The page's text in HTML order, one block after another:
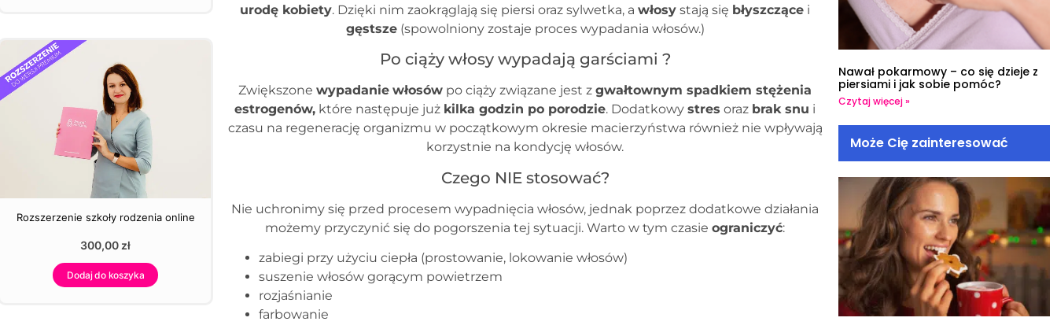
Rozszerzenie szkoły rodzenia online
300,00 zł
Dodaj do koszyka
urodę kobiety. Dzięki nim zaokrąglają się piersi oraz sylwetka, a włosy stają się błyszczące i
gęstsze(spowolniony zostaje proces wypadania włosów.)
Po ciąży włosy wypadają garściami ?
Zwiększone wypadanie włosów po ciąży związane jest z gwałtownym spadkiem stężenia
estrogenów, które następuje już kilka godzin po porodzie. Dodatkowy stres oraz brak snu i
czasu na regenerację organizmu w początkowym okresie macierzyństwa również nie wpływają
korzystnie na kondycję włosów.
Czego NIE stosować?
Nie uchronimy się przed procesem wypadnięcia włosów, jednak poprzez dodatkowe działania
możemy przyczynić się do pogorszenia tej sytuacji. Warto w tym czasie ograniczyć:
zabiegi przy użyciu ciepła (prostowanie, lokowanie włosów)
suszenie włosów gorącym powietrzem
rozjaśnianie
farbowanie
Nawał pokarmowy – co się dzieje z
piersiami i jak sobie pomóc?
Czytaj więcej »
Może Cię zainteresować